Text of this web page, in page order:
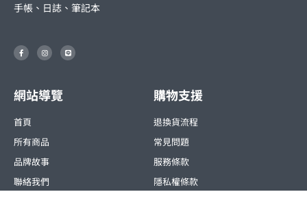
手帳、日誌、筆記本
F
a
c
k
-
I
n
s
r
a
m
L
i
n
網站導覽
首頁
所有商品
品牌故事
聯絡我們
購物支援
退換貨流程
常見問題
服務條款
隱私權條款